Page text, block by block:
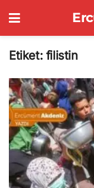
Etiket: filistin